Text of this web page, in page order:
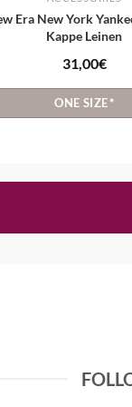
Era New York
Kappe Leinen
31,00€
ONE SIZE*